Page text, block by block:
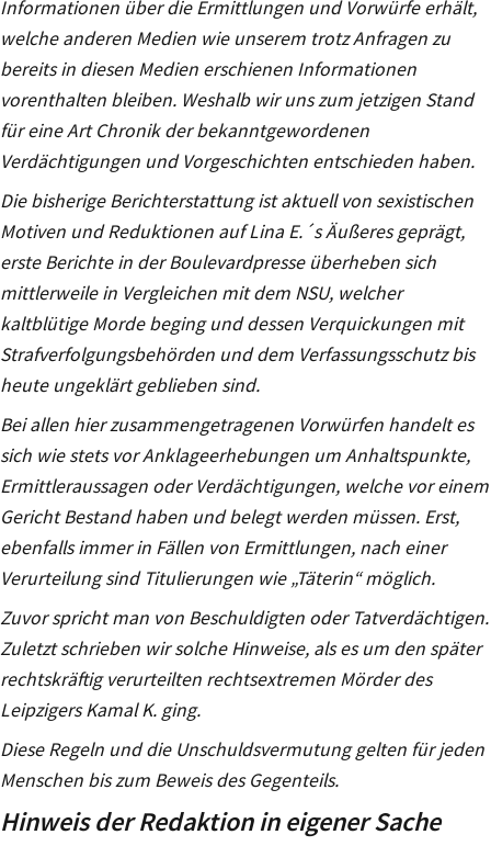
Informationen über die Ermittlungen und Vorwürfe erhält,
welche anderen Medien wie unserem trotz Anfragen zu
bereits in diesen Medien erschienen Informationen
vorenthalten bleiben. Weshalb wir uns zum jetzigen Stand
für eine Art Chronik der bekanntgewordenen
Verdächtigungen und Vorgeschichten entschieden haben.
Die bisherige Berichterstattung ist aktuell von sexistischen
Motiven und Reduktionen auf Lina E.´s Äußeres geprägt,
erste Berichte in der Boulevardpresse überheben sich
mittlerweile in Vergleichen mit dem NSU, welcher
kaltblütige Morde beging und dessen Verquickungen mit
Strafverfolgungsbehörden und dem Verfassungsschutz bis
heute ungeklärt geblieben sind.
Bei allen hier zusammengetragenen Vorwürfen handelt es
sich wie stets vor Anklageerhebungen um Anhaltspunkte,
Ermittleraussagen oder Verdächtigungen, welche vor einem
Gericht Bestand haben und belegt werden müssen. Erst,
ebenfalls immer in Fällen von Ermittlungen, nach einer
Verurteilung sind Titulierungen wie „Täterin“ möglich.
Zuvor spricht man von Beschuldigten oder Tatverdächtigen.
Zuletzt schrieben wir solche Hinweise, als es um den später
rechtskräftig verurteilten rechtsextremen Mörder des
Leipzigers Kamal K. ging.
Diese Regeln und die Unschuldsvermutung gelten für jeden
Menschen bis zum Beweis des Gegenteils.
Hinweis der Redaktion in eigener Sache